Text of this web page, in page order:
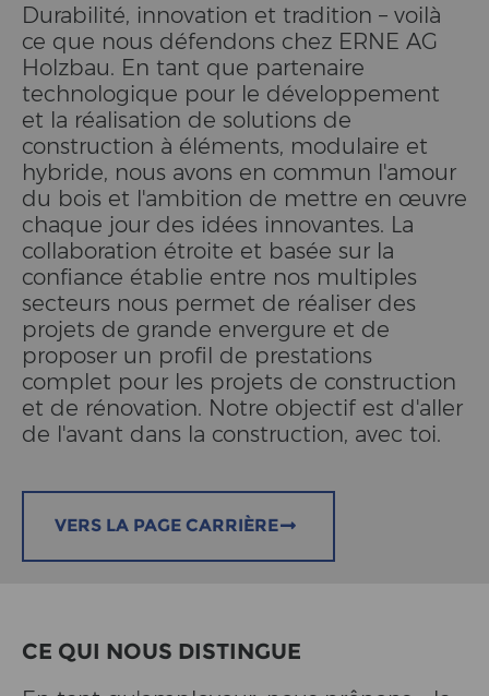
Durabilité, innovation et tradition – voilà
ce que nous défendons chez ERNE AG
Holzbau. En tant que partenaire
technologique pour le développement
et la réalisation de solutions de
construction à éléments, modulaire et
hybride, nous avons en commun l'amour
du bois et l'ambition de mettre en œuvre
chaque jour des idées innovantes. La
collaboration étroite et basée sur la
confiance établie entre nos multiples
secteurs nous permet de réaliser des
projets de grande envergure et de
proposer un profil de prestations
complet pour les projets de construction
et de rénovation. Notre objectif est d'aller
de l'avant dans la construction, avec toi.
VERS LA PAGE CARRIÈRE
CE QUI NOUS DISTINGUE